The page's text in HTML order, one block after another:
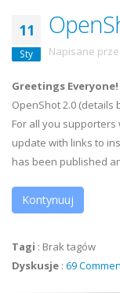
11
Sty Napisane
Greetings Everyone!
OpenShot 2.0 (details
For all you
update with links to
has been published
Kontynuuj
Tagi : Brak tagów
Dyskusje : 69